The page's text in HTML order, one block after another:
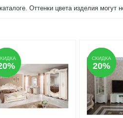
Оттенки цвета изделия
СКИДКА
20%
СКИДКА
20%